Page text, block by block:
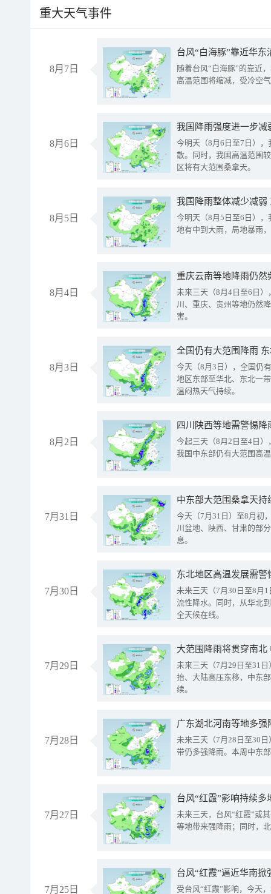
重大天气事件
8月7日
台风“白海豚”靠近华
随着台风“白海豚”的靠近
高温范围将缩减，受冷空
8月6日
今明天（8月6日至7日）
散。同时，我国高温范围
区将有大范围桑拿天。
8月5日
我国降雨整体减少减弱
今明天（8月5日至6日）
地有中到大雨，局地暴雨
8月4日
重庆云南等地降雨仍然
未来三天（8月4日至6日
川、重庆、贵州等地仍然
害。
8月3日
全国仍有大范围降雨
今天（8月3日），全国仍
地区东部至华北、东北一
温闷热天气持续。
8月2日
今起三天（8月2日至4日
我国中东部仍有大范围高
7月31日
中东部大范围桑拿天
今天（7月31日）至8月初
川盆地、陕西、甘肃的部
息。
7月30日
东北地区高温发展需
未来三天（7月30日至8月
流性降水。同时，从华北
全天候在线。
7月29日
大范围降雨将贯穿南
未来三天（7月29日至31
抬、大陆高压东移，中东
续。
7月28日
广东湖北河南等地多
未来三天（7月28日至30
带仍多强降雨。本周中东
7月27日
台风“红霞”影响持续
未来三天，台风“红霞”或
等地带来强降雨；同时，
7月25日
台风“红霞”逼近华南
受台风“红霞”影响，今天